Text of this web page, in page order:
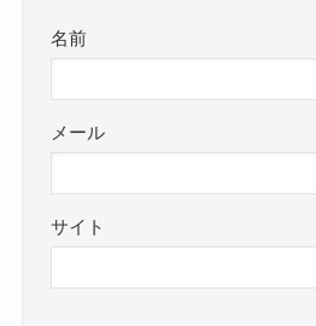
名前
メール
サイト